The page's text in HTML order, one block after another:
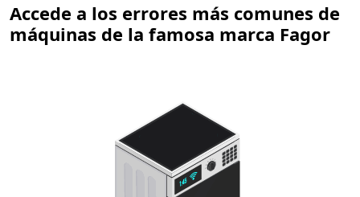
Accede a los errores más comunes de
máquinas de la famosa marca Fagor